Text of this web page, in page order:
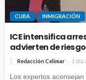
CUBA INMIGRACIÓN
ICE intensifica
advierten de
Redacción Celimar 1 día
Los expertos